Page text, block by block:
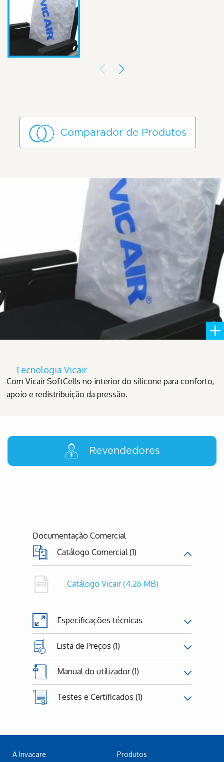
Comparador de Produtos
Tecnologia Vicair
Com Vicair SoftCells no interior do silicone para conforto,
apoio e redistribuição da pressão.
Revendedores
Documentação Comercial
Catálogo Comercial (1)
Catálogo Vicair(4.26 MB)
Especificações técnicas
Lista de Preços (1)
Manual do utilizador (1)
Testes e Certificados (1)
A Invacare
Produtos